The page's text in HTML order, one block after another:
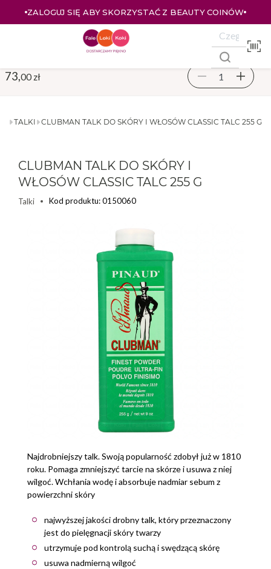
ZALOGUJ SIĘ ABY SKORZYSTAĆ Z BEAUTY COINÓW
CLUBMAN TALK DO SKÓRY I WŁOSÓW CLASSIC TALC 255 G
TALKI
CLUBMAN TALK DO SKÓRY I
WŁOSÓW CLASSIC TALC 255 G
Talki Kod produktu: 0150060
Najdrobniejszy talk. Swoją popularność zdobył już w 1810
roku. Pomaga zmniejszyć tarcie na skórze i usuwa z niej
wilgoć. Wchłania wodę i absorbuje nadmiar sebum z
powierzchni skóry
najwyższej jakości drobny talk, który przeznaczony
jest do pielęgnacji skóry twarzy
utrzymuje pod kontrolą suchą i swędzącą skórę
usuwa nadmierną wilgoć
73, 00 zł